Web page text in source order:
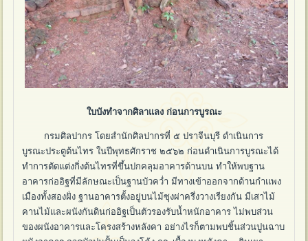
ใบบังทำจากศิลาแลง ก่อนการบูรณะ
กรมศิลปากร โดยสำนักศิลปากรที่ ๕ ปราจีนบุรี ดำเนินการ
บูรณะประตูต้นไทร ในปีพุทธศักราช ๒๕๖๒ ก่อนดำเนินการบูรณะได้
ทำการตัดแต่งกิ่งต้นไทรที่ขึ้นปกคลุมอาคารด้านบน ทำให้พบฐาน
อาคารก่ออิฐที่มีลักษณะเป็นฐานบัวคว่ำ มีทางเข้าออกจากด้านกำแพง
เมืองทั้งสองฝั่ง ฐานอาคารตั้งอยู่บนไม้ซุงผ่าครึ่งวางเรียงกัน มีเสาไม้
คานไม้และผนังกันดินก่ออิฐเป็นตัวรองรับน้ำหนักอาคาร ไม่พบส่วน
ของผนังอาคารและโครงสร้างหลังคา อย่างไรก็ตามพบชิ้นส่วนปูนฉาบ